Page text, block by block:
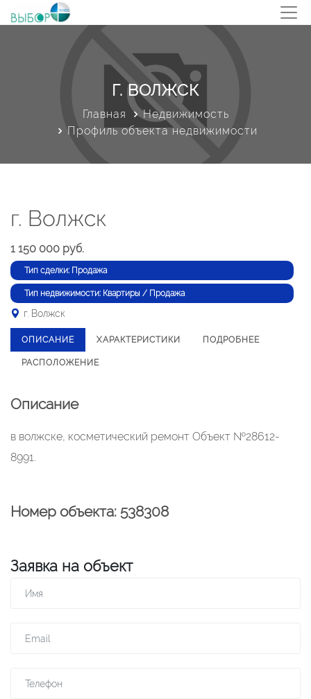
Г. ВОЛЖСК
Главная
Недвижимость
Профиль объекта недвижимости
г. Волжск
1 150 000 руб.
Тип сделки: Продажа
Тип недвижимости: Квартиры / Продажа
г. Волжск
ОПИСАНИЕ ХАРАКТЕРИСТИКИ ПОДРОБНЕЕ
РАСПОЛОЖЕНИЕ
Описание
в волжске, косметический ремонт Объект №28612-
8991.
Номер объекта: 538308
Заявка на объект